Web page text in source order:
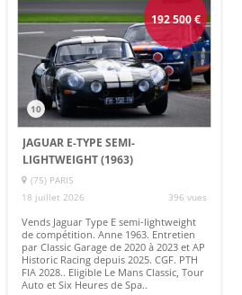
192 500€
10
JAGUAR E-TYPE SEMI-
LIGHTWEIGHT (1963)
(75) PARIS
18 juillet 2026
396 vues
Vends Jaguar Type E semi-lightweight
de compétition. Anne 1963. Entretien
par Classic Garage de 2020 à 2023 et AP
Historic Racing depuis 2025. CGF. PTH
FIA 2028.. Eligible Le Mans Classic, Tour
Auto et Six Heures de Spa..